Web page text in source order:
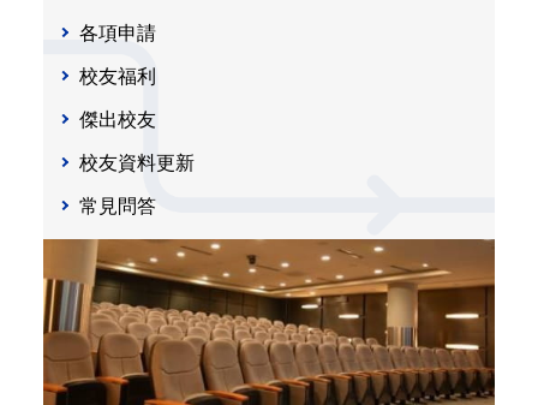
各項申請
校友福利
傑出校友
校友資料更新
常見問答